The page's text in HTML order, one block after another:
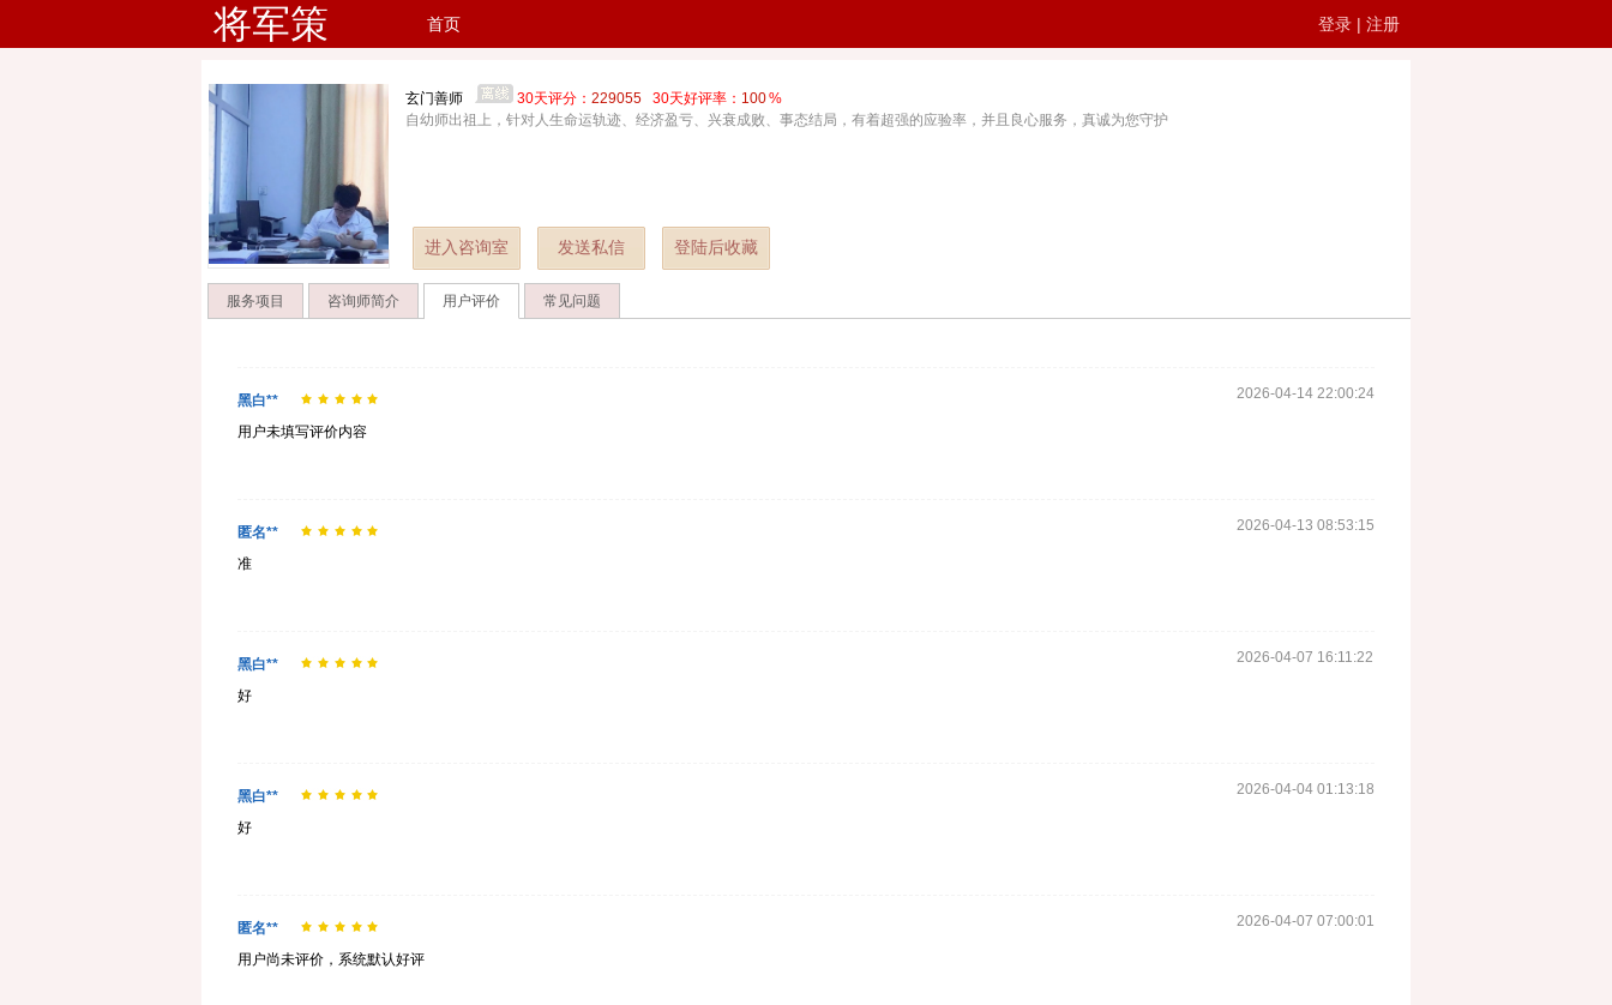
将军策 登录 | 注册
首页
玄门善师 30天评分： 229055 30天好评率： 100%
自幼师出祖上，针对人生命运轨迹、经济盈亏、兴衰成败、事态结局，有着超强的应验率，并且良心服务，真诚为您守护
进入咨询室 发送私信 登陆后收藏
服务项目 咨询师简介 用户评价 常见问题
2026-04-14 22:00:24
黑白**
用户未填写评价内容
2026-04-13 08:53:15
匿名**
准
2026-04-07 16:11:22
黑白**
好
2026-04-04 01:13:18
黑白**
好
2026-04-07 07:00:01
匿名**
用户尚未评价，系统默认好评